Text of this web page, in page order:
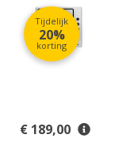
Tijdelijk
20%
korting
€ 189,00